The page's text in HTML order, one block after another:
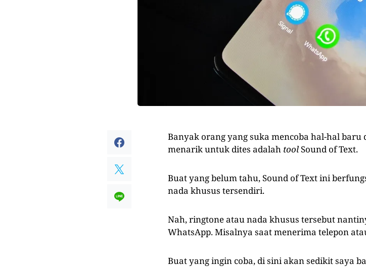
Banyak orang yang suka mencoba hal-hal baru
menarik untuk dites adalah toolSound of Text.
Buat yang belum tahu, Sound of Text ini
nada khusus tersendiri.
Nah, ringtone atau nada khusus tersebut
WhatsApp. Misalnya saat menerima telepon
Buat yang ingin coba, di sini akan sedikit saya